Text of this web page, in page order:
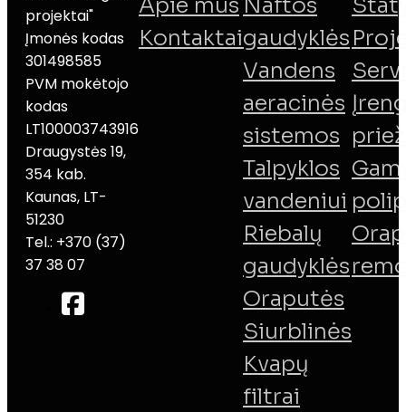
projektai"
Įmonės kodas
301498585
PVM mokėtojo
kodas
LT100003743916
Draugystės 19,
354 kab.
Kaunas, LT-
51230
Tel.: +370 (37)
37 38 07
Apie mus
Kontaktai
Naftos
gaudyklės
Vandens
aeracinės
sistemos
Talpyklos
vandeniui
Riebalų
gaudyklės
Oraputės
Siurblinės
Kvapų
filtrai